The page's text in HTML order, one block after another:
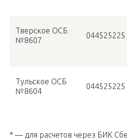
Тверское ОСБ
№8607
044525225
Тульское ОСБ
№8604
044525225
* — для расчетов через БИК